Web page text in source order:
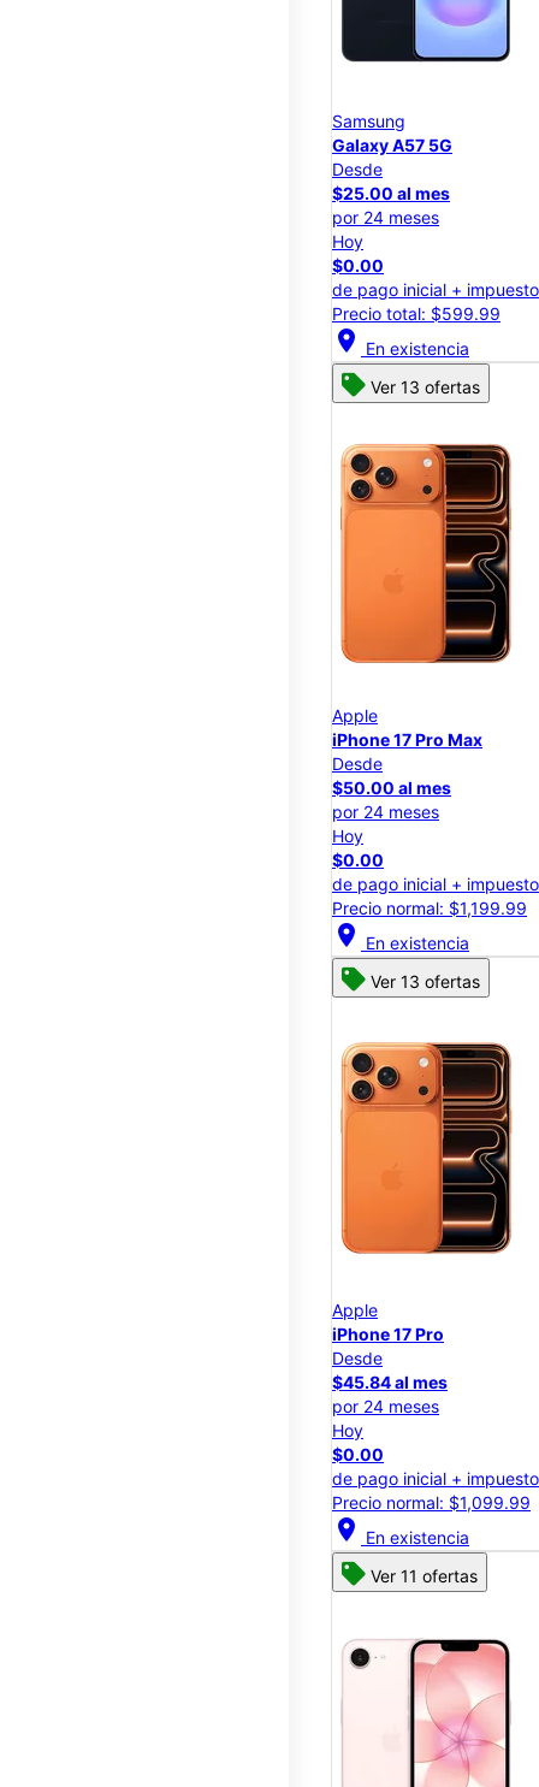
Samsung
Galaxy A57 5G
Desde
$25.00 al mes
por 24 meses
Hoy
$0.00
de pago inicial +
Precio total: $599.99
location_on En existencia
Ver 13 ofertas
Apple
iPhone 17 Pro Max
Desde
$50.00 al mes
por 24 meses
Hoy
$0.00
de pago inicial +
Precio normal: $1,199.99
location_on En existencia
Ver 13 ofertas
Apple
iPhone 17 Pro
Desde
$45.84 al mes
por 24 meses
Hoy
$0.00
de pago inicial +
Precio normal: $1,099.99
location_on En existencia
Ver 11 ofertas